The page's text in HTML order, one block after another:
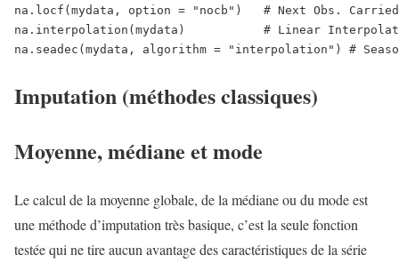
na.locf(mydata, option = "nocb")   # Next Obs. Carried
na.interpolation(mydata)           # Linear
na.seadec(mydata, algorithm = "interpolation") #
Imputation (méthodes classiques)
Moyenne, médiane et mode
Le calcul de la moyenne globale, de la médiane ou du mode est
une méthode d’imputation très basique, c’est la seule fonction
testée qui ne tire aucun avantage des caractéristiques de la série